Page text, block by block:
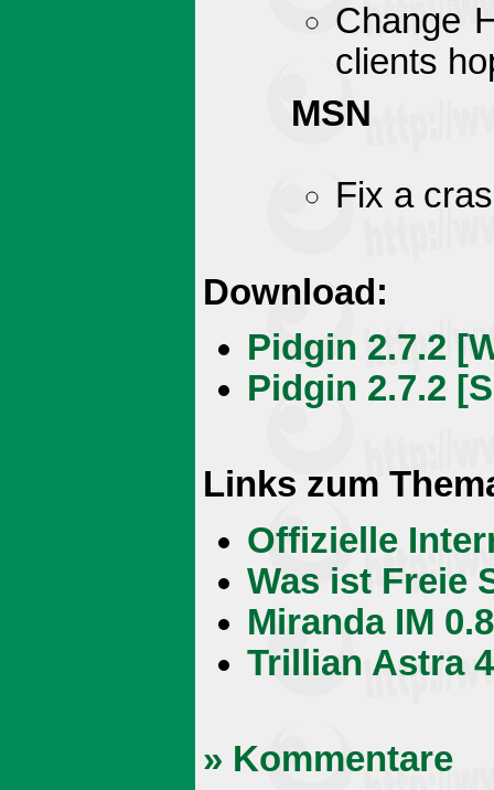
Change
clients
MSN
Fix a
Download:
Pidgin 2.7.2
Pidgin 2.7.2
Links zum
Offizielle
Was ist Freie
Miranda IM
Trillian Astra
» Kommentare